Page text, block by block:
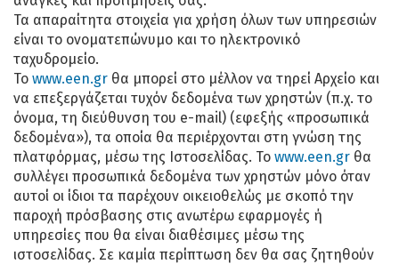
Τα απαραίτητα στοιχεία για χρήση όλων των υπηρεσιών
είναι το ονοματεπώνυμο και το ηλεκτρονικό
ταχυδρομείο.
To www.een.gr θα μπορεί στο μέλλον να τηρεί Αρχείο και
να επεξεργάζεται τυχόν δεδομένα των χρηστών (π.χ. το
όνομα, τη διεύθυνση του e-mail) (εφεξής «προσωπικά
δεδομένα»), τα οποία θα περιέρχονται στη γνώση της
πλατφόρμας, μέσω της Ιστοσελίδας. To www.een.gr θα
συλλέγει προσωπικά δεδομένα των χρηστών μόνο όταν
αυτοί οι ίδιοι τα παρέχουν οικειοθελώς με σκοπό την
παροχή πρόσβασης στις ανωτέρω εφαρμογές ή
υπηρεσίες που θα είναι διαθέσιμες μέσω της
ιστοσελίδας. Σε καμία περίπτωση δεν θα σας ζητηθούν